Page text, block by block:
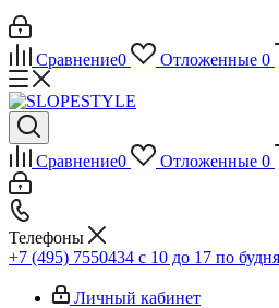
Сравнение0 Отложенные 0
Сравнение0 Отложенные 0
Телефоны
+7 (495) 7550434 с 10 до 17 по
Личный кабинет